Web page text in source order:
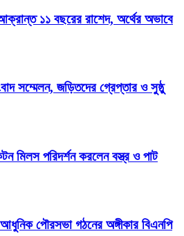
১১ বছরের রাশেদ, অর্থের অভাবে
সম্মেলন, জড়িতদের গ্রেপ্তার ও সুষ্ঠু
মিলস পরিদর্শন করলেন বস্ত্র ও পাট
পৌরসভা গঠনের অঙ্গীকার বিএনপি